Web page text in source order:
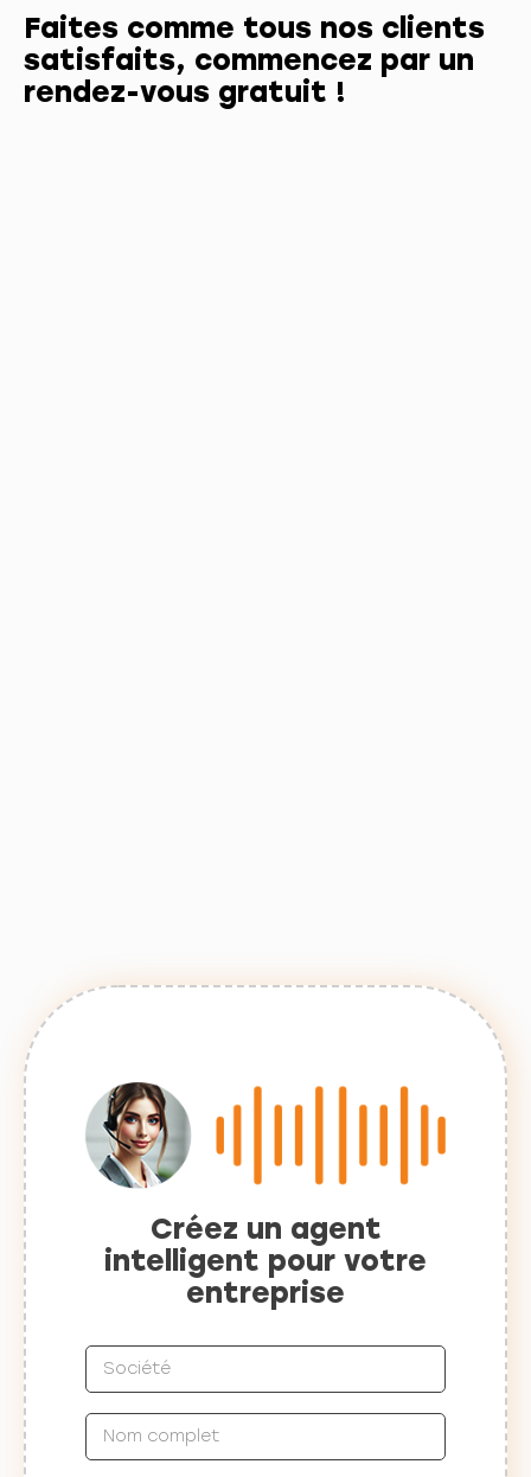
Faites comme tous nos clients
satisfaits, commencez par un
rendez-vous gratuit !
Créez un agent
intelligent pour votre
entreprise